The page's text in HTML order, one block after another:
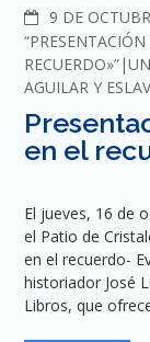
9 DE
RECUERDO»”
AGUILAR Y
en el
El jueves, 16 de
el Patio de
en el recuerdo-
historiador José
Libros, que